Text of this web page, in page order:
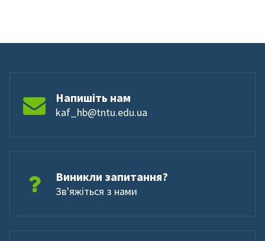
Напишіть нам
kaf_hb@tntu.edu.ua
Виникли запитання?
Зв'яжіться з нами